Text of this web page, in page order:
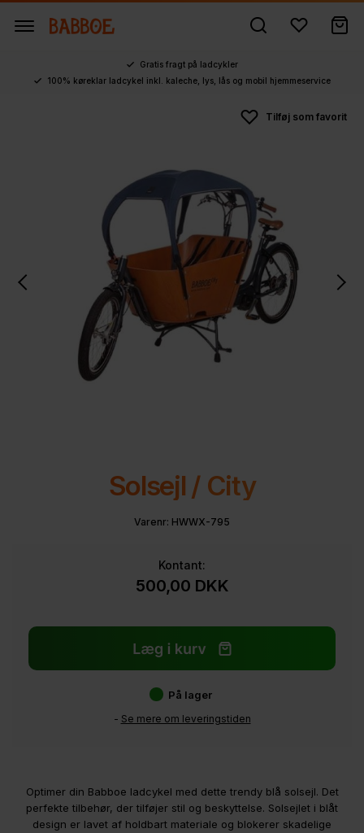
Gratis fragt på ladcykler
100% køreklar ladcykel inkl. kaleche, lys, lås og mobil hjemmeservice
Solsejl / City
Varenr: HWWX-795
Kontant:
500,00 DKK
På lager
- Se mere om leveringstiden
Optimer din Babboe ladcykel med dette trendy blå solsejl. Det
perfekte tilbehør, der tilføjer stil og beskyttelse. Solsejlet i blåt
design er lavet af holdbart materiale og blokerer skadelige